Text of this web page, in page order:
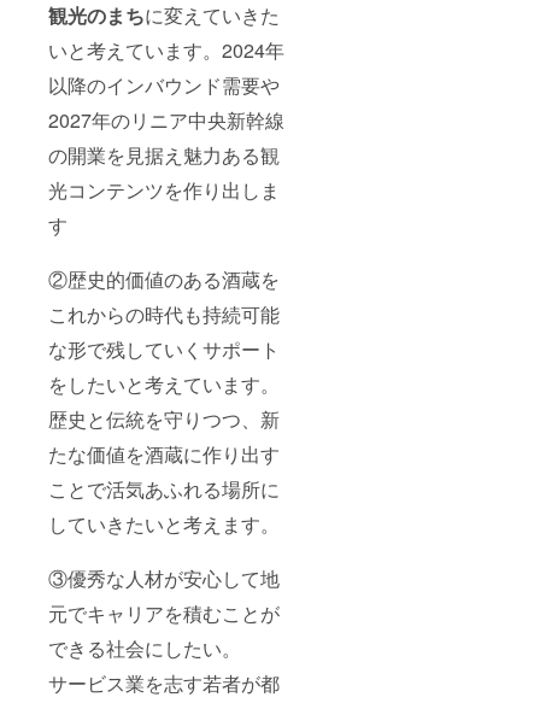
観光のまちに変えていきた
いと考えています。2024年
以降のインバウンド需要や
2027年のリニア中央新幹線
の開業を見据え魅力ある観
光コンテンツを作り出しま
す
②歴史的価値のある酒蔵を
これからの時代も持続可能
な形で残していくサポート
をしたいと考えています。
歴史と伝統を守りつつ、新
たな価値を酒蔵に作り出す
ことで活気あふれる場所に
していきたいと考えます。
③優秀な人材が安心して地
元でキャリアを積むことが
できる社会にしたい。
サービス業を志す若者が都